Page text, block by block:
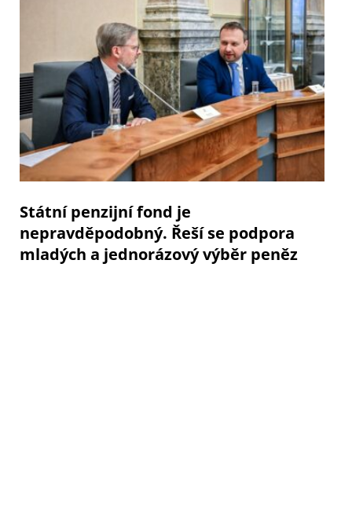
Státní penzijní fond je
nepravděpodobný. Řeší se podpora
mladých a jednorázový výběr peněz